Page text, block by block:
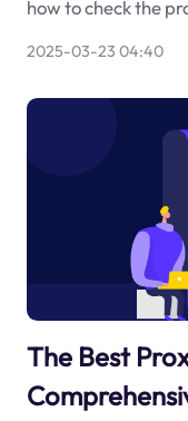
how to check the
2025-03-23 04:40
The Best